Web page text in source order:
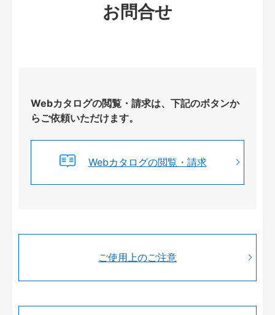
お問合せ
Webカタログの閲覧・請求は、下記のボタンか
らご依頼いただけます。
Webカタログの閲覧・請求
ご使用上のご注意